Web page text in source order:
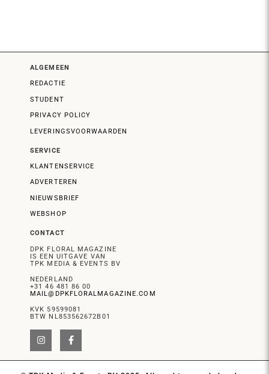
ALGEMEEN
REDACTIE
STUDENT
PRIVACY POLICY
LEVERINGSVOORWAARDEN
SERVICE
KLANTENSERVICE
ADVERTEREN
NIEUWSBRIEF
WEBSHOP
CONTACT
DPK FLORAL MAGAZINE
IS EEN UITGAVE VAN
TPK MEDIA & EVENTS BV
NEDERLAND
+31 46 481 86 00
MAIL@DPKFLORALMAGAZINE.COM
KVK 59599081
BTW NL853562672B01